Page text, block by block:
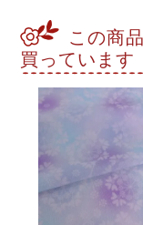
この商
買っています